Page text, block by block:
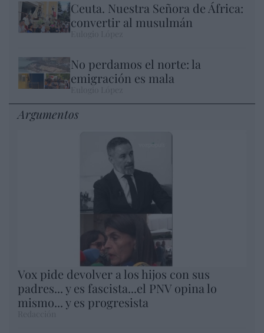
Ceuta. Nuestra Señora de África:
convertir al musulmán
No perdamos el norte: la
emigración es mala
Argumentos
Vox pide devolver a los hijos con sus
padres... y es fascista...el PNV opina lo
mismo... y es progresista